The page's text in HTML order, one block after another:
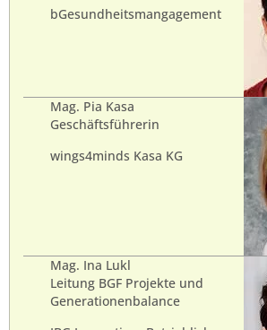
bGesundheitsmangagement
Mag. Pia Kasa
Geschäftsführerin
wings4minds Kasa KG
Mag. Ina Lukl
Leitung BGF Projekte und
Generationenbalance